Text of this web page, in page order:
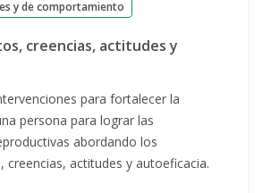
y de comportamiento
creencias, actitudes y
para fortalecer la
persona para lograr las
abordando los
creencias, actitudes y autoeficacia.